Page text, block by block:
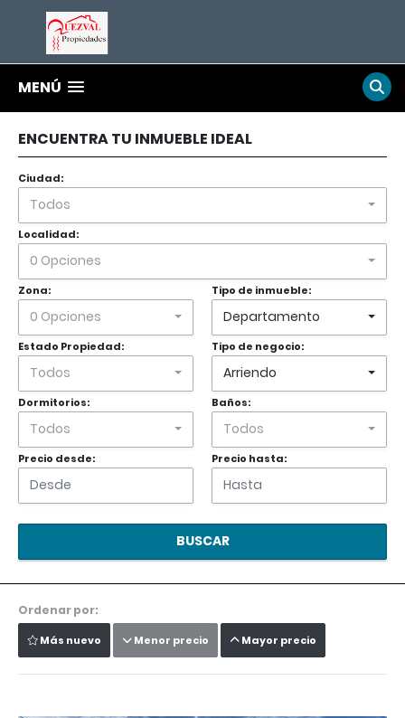
MENÚ
ENCUENTRA TU INMUEBLE IDEAL
Ciudad:
Todos
Localidad:
0 Opciones
Zona:
0 Opciones
Tipo de inmueble:
Departamento
Estado Propiedad:
Todos
Tipo de negocio:
Arriendo
Dormitorios:
Todos
Baños:
Todos
Precio desde: Precio hasta:
BUSCAR
Ordenar por:
Más nuevo Menor precio Mayor precio